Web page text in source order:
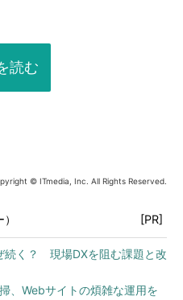
読む
© ITmedia, Inc. All Rights Reserved.
[PR]
続く？ 現場DXを阻む課題と改
、Webサイトの煩雑な運用を